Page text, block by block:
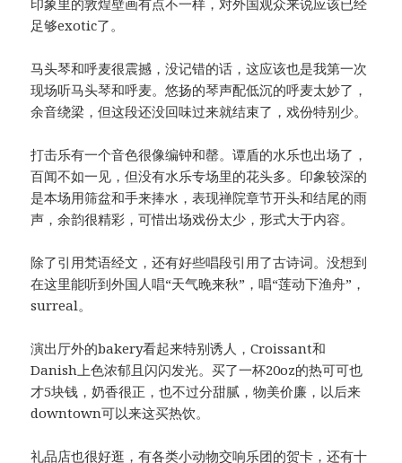
足够exotic了。
马头琴和呼麦很震撼，没记错的话，这应该也是我第一次
现场听马头琴和呼麦。悠扬的琴声配低沉的呼麦太妙了，
余音绕梁，但这段还没回味过来就结束了，戏份特别少。
打击乐有一个音色很像编钟和罄。谭盾的水乐也出场了，
百闻不如一见，但没有水乐专场里的花头多。印象较深的
是本场用筛盆和手来捧水，表现禅院章节开头和结尾的雨
声，余韵很精彩，可惜出场戏份太少，形式大于内容。
除了引用梵语经文，还有好些唱段引用了古诗词。没想到
在这里能听到外国人唱“天气晚来秋”，唱“莲动下渔舟”，
surreal。
演出厅外的bakery看起来特别诱人，Croissant和
Danish上色浓郁且闪闪发光。买了一杯20oz的热可可也
才5块钱，奶香很正，也不过分甜腻，物美价廉，以后来
downtown可以来这买热饮。
礼品店也很好逛，有各类小动物交响乐团的贺卡，还有十